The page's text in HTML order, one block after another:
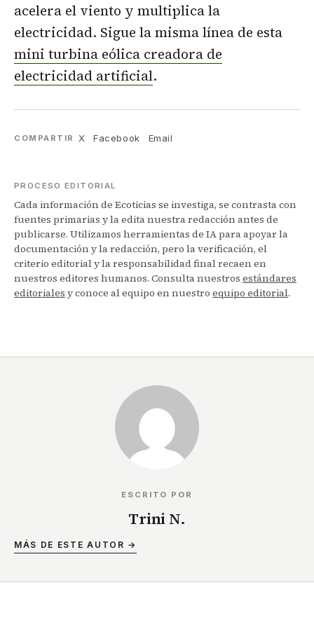
acelera el viento y multiplica la
electricidad. Sigue la misma línea de esta
mini turbina eólica creadora de
electricidad artificial.
COMPARTIR X Facebook Email
PROCESO EDITORIAL
Cada información de Ecoticias se investiga, se contrasta con
fuentes primarias y la edita nuestra redacción antes de
publicarse. Utilizamos herramientas de IA para apoyar la
documentación y la redacción, pero la verificación, el
criterio editorial y la responsabilidad final recaen en
nuestros editores humanos. Consulta nuestros estándares
editoriales y conoce al equipo en nuestro equipo editorial.
ESCRITO POR
Trini N.
MÁS DE ESTE AUTOR →